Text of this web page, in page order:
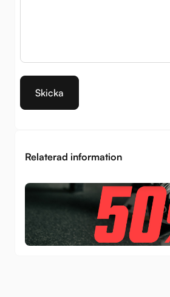
Relaterad information